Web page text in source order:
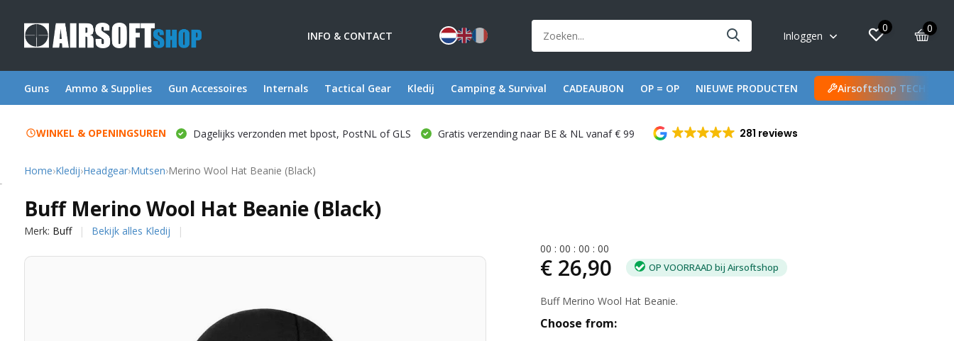
INFO & CONTACT Inloggen
0 0
Guns Ammo & Supplies Gun Accessoires Internals Tactical Gear Kledij Camping & Survival CADEAUBON OP = OP NIEUWE PRODUCTEN Airsoftshop TECH
WINKEL & OPENINGSUREN Dagelijks verzonden met bpost, PostNL of GLS Gratis verzending naar BE & NL vanaf € 99 281 reviews
Home›Kledij›Headgear›Mutsen›Merino Wool Hat Beanie (Black)
Buff Merino Wool Hat Beanie (Black)
Merk: Buff Bekijk alles Kledij
00 :00 :00 :00
€ 26,90 OP VOORRAAD bij Airsoftshop
Buff Merino Wool Hat Beanie.
Choose from: